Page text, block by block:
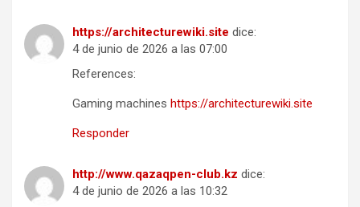
https://architecturewiki.site dice:
4 de junio de 2026 a las 07:00
References:
Gaming machines https://architecturewiki.site
Responder
http://www.qazaqpen-club.kz dice:
4 de junio de 2026 a las 10:32